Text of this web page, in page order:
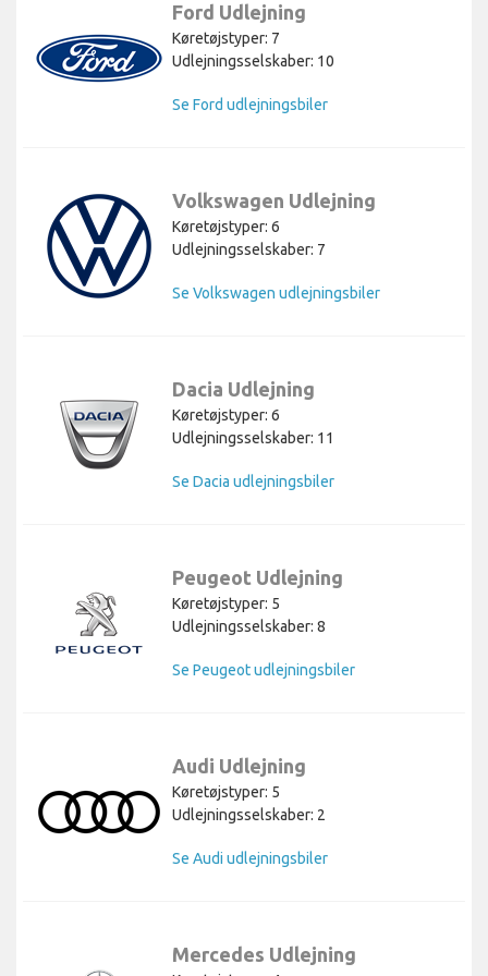
Ford Udlejning
Køretøjstyper: 7
Udlejningsselskaber: 10
Se Ford udlejningsbiler
Volkswagen Udlejning
Køretøjstyper: 6
Udlejningsselskaber: 7
Se Volkswagen udlejningsbiler
Dacia Udlejning
Køretøjstyper: 6
Udlejningsselskaber: 11
Se Dacia udlejningsbiler
Peugeot Udlejning
Køretøjstyper: 5
Udlejningsselskaber: 8
Se Peugeot udlejningsbiler
Audi Udlejning
Køretøjstyper: 5
Udlejningsselskaber: 2
Se Audi udlejningsbiler
Mercedes Udlejning